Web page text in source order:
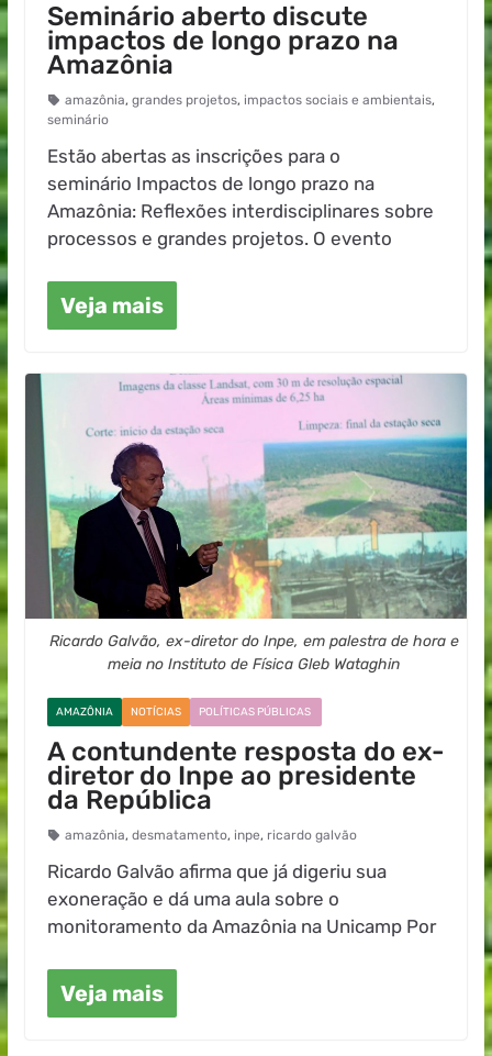
Seminário aberto discute
impactos de longo prazo na
Amazônia
amazônia, grandes projetos, impactos sociais e ambientais,
seminário
Estão abertas as inscrições para o
seminário Impactos de longo prazo na
Amazônia: Reflexões interdisciplinares sobre
processos e grandes projetos. O evento
Veja mais
Ricardo Galvão, ex-diretor do Inpe, em palestra de hora e
meia no Instituto de Física Gleb Wataghin
AMAZÔNIA NOTÍCIAS POLÍTICAS PÚBLICAS
A contundente resposta do ex-
diretor do Inpe ao presidente
da República
amazônia, desmatamento, inpe, ricardo galvão
Ricardo Galvão afirma que já digeriu sua
exoneração e dá uma aula sobre o
monitoramento da Amazônia na Unicamp Por
Veja mais